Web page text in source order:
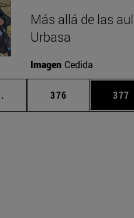
Más allá de las
Urbasa
Imagen Cedida
Páginas intermedias Use
Página
376 377